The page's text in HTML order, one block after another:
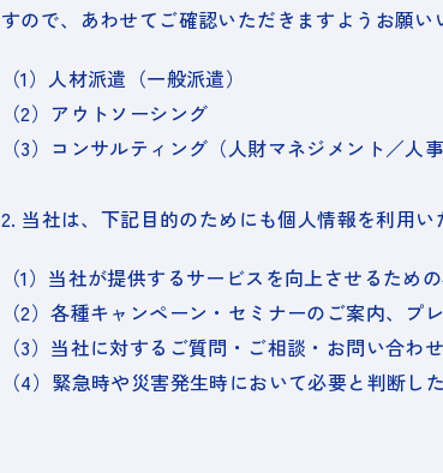
すので、あわせてご確認いただきますようお願い
（1）人材派遣（一般派遣）
（2） アウトソーシング
（3） コンサルティング（人財マネジメント／人
2. 当社は、下記目的のためにも個人情報を利用い
（1） 当社が提供するサービスを向上させるため
（2）各種キャンペーン・セミナーのご案内、プ
（3） 当社に対するご質問・ご相談・お問い合わ
（4） 緊急時や災害発生時において必要と判断し